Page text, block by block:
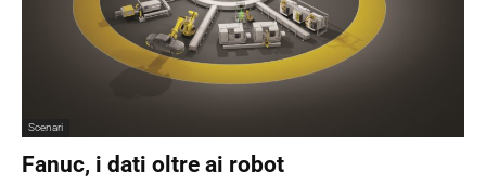
Scenari
Fanuc, i dati oltre ai robot